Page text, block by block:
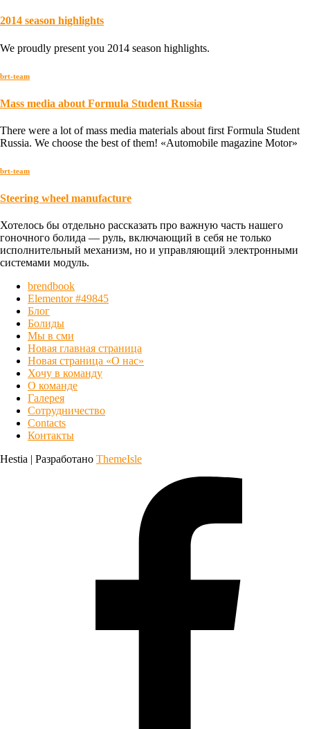
2014 season highlights
We proudly present you 2014 season highlights.
brt-team
Mass media about Formula Student Russia
There were a lot of mass media materials about first Formula Student
Russia. We choose the best of them! «Automobile magazine Motor»
brt-team
Steering wheel manufacture
Хотелось бы отдельно рассказать про важную часть нашего
гоночного болида — руль, включающий в себя не только
исполнительный механизм, но и управляющий электронными
системами модуль.
brendbook
Elementor #49845
Блог
Болиды
Мы в сми
Новая главная страница
Новая страница «О нас»
Хочу в команду
О команде
Галерея
Сотрудничество
Contacts
Контакты
Hestia | Разработано ThemeIsle